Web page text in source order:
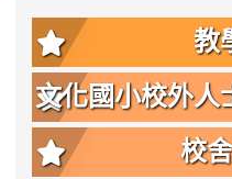
教
文化國小校外人
校